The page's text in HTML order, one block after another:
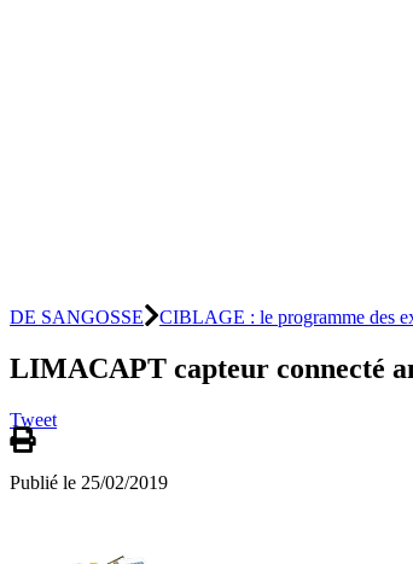
DE SANGOSSE CIBLAGE : le programme des
LIMACAPT capteur connecté
Tweet
Publié le 25/02/2019